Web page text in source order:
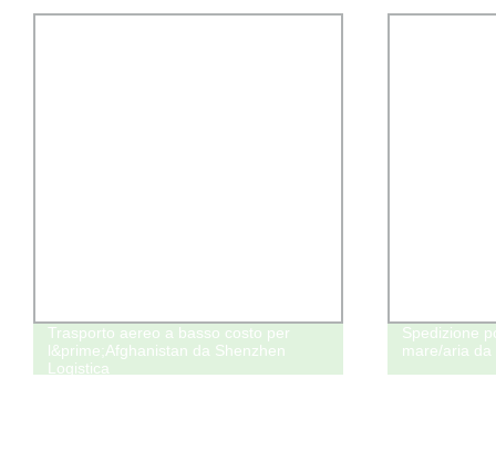
Trasporto aereo a basso costo per
l&prime;Afghanistan da Shenzhen
Logistica
Spedizione
mare/aria da